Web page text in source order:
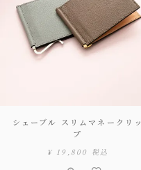
シェーブル スリムマネークリッ
プ
¥ 19,800 税込